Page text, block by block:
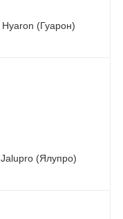
Hyaron (Гуарон)
Jalupro (Ялупро)